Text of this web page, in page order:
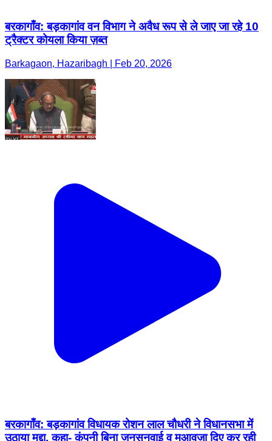
बरकागाँव: बड़कागांव वन विभाग ने अवैध रूप से ले जाए जा रहे 10
ट्रैक्टर कोयला किया ज़ब्त
Barkagaon, Hazaribagh | Feb 20, 2026
बरकागाँव: बड़कागांव विधायक रोशन लाल चौधरी ने विधानसभा में
उठाया मुद्दा, कहा- कंपनी बिना जनसुनवाई व मुआवज़ा दिए कर रही